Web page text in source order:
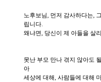
노후보님, 먼저 감사하다는,
립니다.
왜냐면, 당신이 제 아들을 살
못난 부모 만나 겪지 않아도
아
세상에 대해, 사람들에 대해